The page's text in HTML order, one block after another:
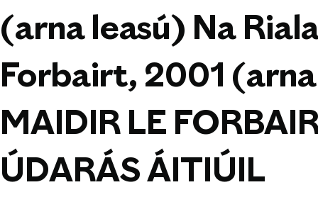
(arna leasú) Na
Forbairt, 2001
MAIDIR LE
ÚDARÁS ÁITIÚIL